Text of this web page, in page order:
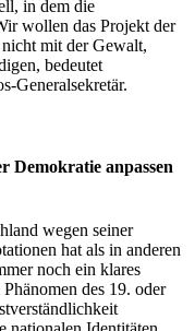
in dem die
wollen das Projekt der
mit der Gewalt,
bedeutet
Generalsekretär.
Demokratie anpassen
wegen seiner
hat als in anderen
noch ein klares
des 19. oder